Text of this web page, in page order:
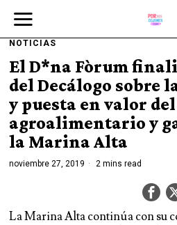
NOTICIAS
El D*na Fòrum
del Decálogo sobre
y puesta en valor
agroalimentario y
la Marina Alta
noviembre 27, 2019 2 mins read
La Marina Alta continúa con su